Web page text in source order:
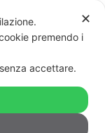
✕
premendo i
accettare.